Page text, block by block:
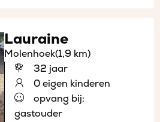
Lauraine
Molenhoek(1,9 km)
32 jaar
0 eigen kinderen
opvang bij:
gastouder